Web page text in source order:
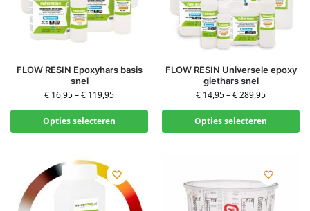
FLOW RESIN Epoxyhars basis
snel
€ 16,95–€ 119,95
Opties selecteren
FLOW RESIN Universele epoxy
giethars snel
€ 14,95–€289,95
Opties selecteren